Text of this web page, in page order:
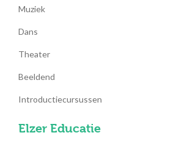
Muziek
Dans
Theater
Beeldend
Introductiecursussen
Elzer Educatie